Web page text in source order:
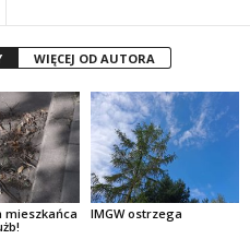
WIĘCEJ OD AUTORA
mieszkańca
IMGW ostrzega